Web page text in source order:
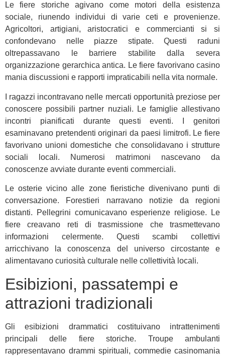
Le fiere storiche agivano come motori della esistenza
sociale, riunendo individui di varie ceti e provenienze.
Agricoltori, artigiani, aristocratici e commercianti si si
confondevano nelle piazze stipate. Questi raduni
oltrepassavano le barriere stabilite dalla severa
organizzazione gerarchica antica. Le fiere favorivano casino
mania discussioni e rapporti impraticabili nella vita normale.
I ragazzi incontravano nelle mercati opportunità preziose per
conoscere possibili partner nuziali. Le famiglie allestivano
incontri pianificati durante questi eventi. I genitori
esaminavano pretendenti originari da paesi limitrofi. Le fiere
favorivano unioni domestiche che consolidavano i strutture
sociali locali. Numerosi matrimoni nascevano da
conoscenze avviate durante eventi commerciali.
Le osterie vicino alle zone fieristiche divenivano punti di
conversazione. Forestieri narravano notizie da regioni
distanti. Pellegrini comunicavano esperienze religiose. Le
fiere creavano reti di trasmissione che trasmettevano
informazioni celermente. Questi scambi collettivi
arricchivano la conoscenza del universo circostante e
alimentavano curiosità culturale nelle collettività locali.
Esibizioni, passatempi e
attrazioni tradizionali
Gli esibizioni drammatici costituivano intrattenimenti
principali delle fiere storiche. Troupe ambulanti
rappresentavano drammi spirituali, commedie casinomania